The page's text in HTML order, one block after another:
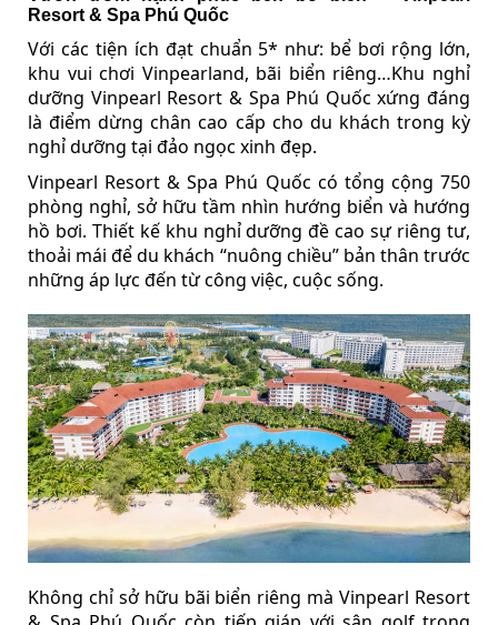
Resort & Spa Phú Quốc
Với các tiện ích đạt chuẩn 5* như: bể bơi rộng lớn,
khu vui chơi Vinpearland, bãi biển riêng…Khu nghỉ
dưỡng Vinpearl Resort & Spa Phú Quốc xứng đáng
là điểm dừng chân cao cấp cho du khách trong kỳ
nghỉ dưỡng tại đảo ngọc xinh đẹp.
Vinpearl Resort & Spa Phú Quốc có tổng cộng 750
phòng nghỉ, sở hữu tầm nhìn hướng biển và hướng
hồ bơi. Thiết kế khu nghỉ dưỡng đề cao sự riêng tư,
thoải mái để du khách “nuông chiều” bản thân trước
những áp lực đến từ công việc, cuộc sống.
Không chỉ sở hữu bãi biển riêng mà Vinpearl Resort